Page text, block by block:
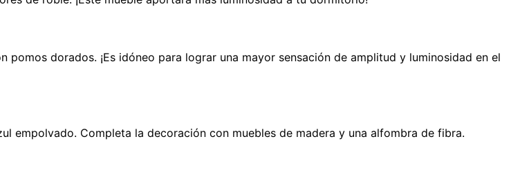
dorados. ¡Es idóneo para lograr una mayor sensación de amplitud y luminosidad en el
empolvado. Completa la decoración con muebles de madera y una alfombra de fibra.